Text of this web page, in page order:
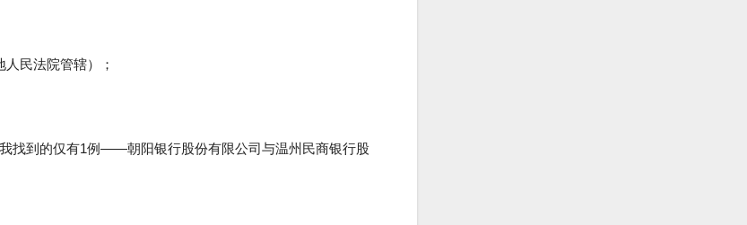
民法院管辖）；
找到的仅有1例——朝阳银行股份有限公司与温州民商银行股